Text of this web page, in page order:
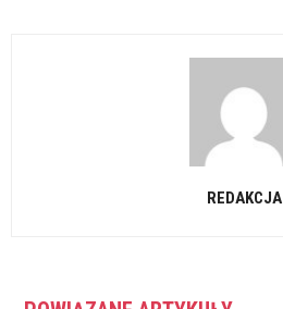
REDAKCJA